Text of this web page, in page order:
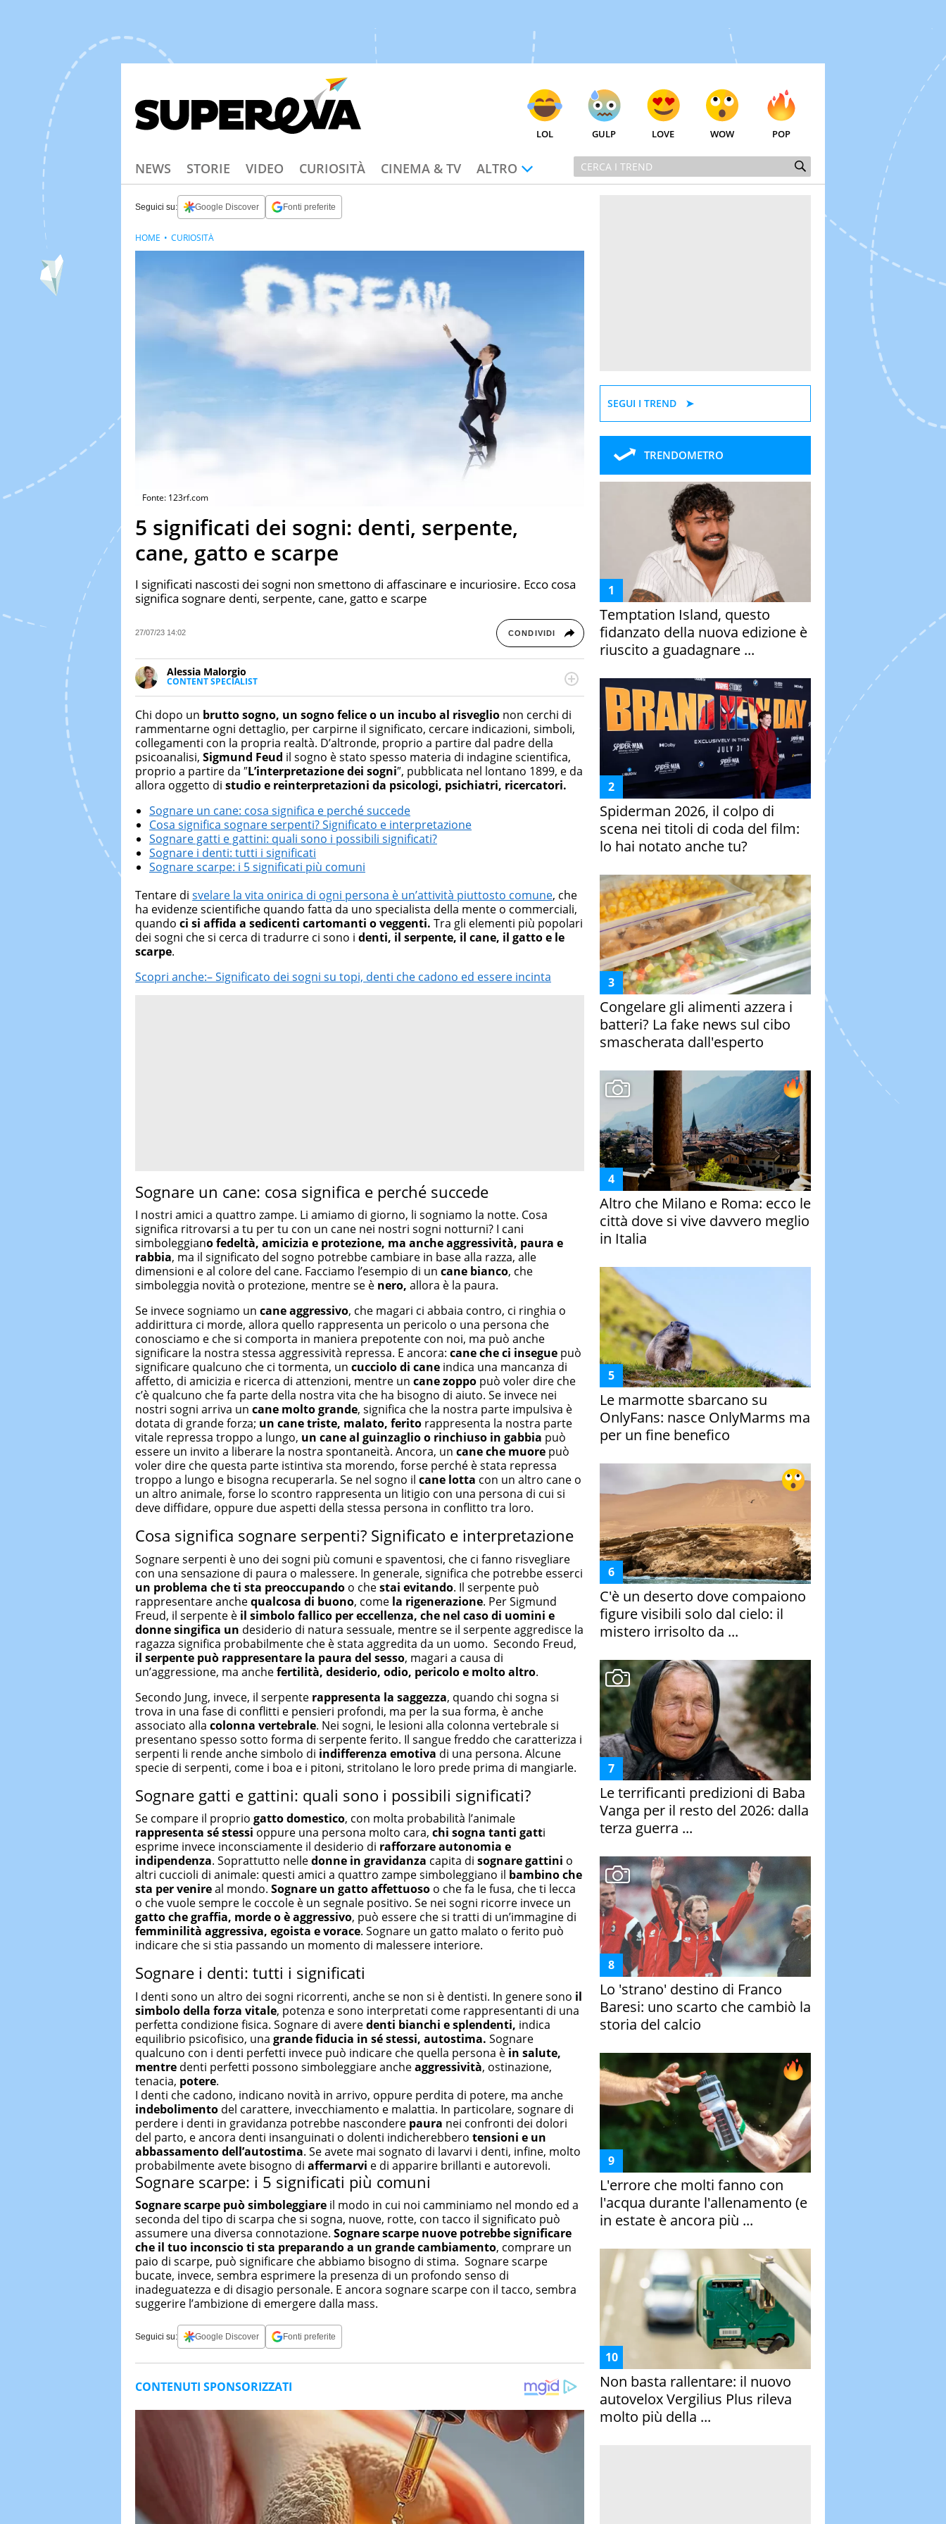
LOL GULP LOVE WOW POP
NEWS STORIE VIDEO CURIOSITÀ CINEMA & TV ALTRO
Seguici su: Google Discover Fonti preferite
Fonte: 123rf.com
5 significati dei sogni: denti, serpente,
cane, gatto e scarpe
I significati nascosti dei sogni non smettono di affascinare e incuriosire. Ecco cosa
significa sognare denti, serpente, cane, gatto e scarpe
27/07/23 14:02 CONDIVIDI
Alessia Malorgio
CONTENT SPECIALIST
Ha conseguito un Master in Marketing Management e Google Digital Training su
di strategie marketing attraverso canali digitali.
HOME CURIOSITÀ
Chi dopo un brutto sogno, un sogno felice o un incubo al risveglio non cerchi di
rammentarne ogni dettaglio, per carpirne il significato, cercare indicazioni, simboli,
collegamenti con la propria realtà. D’altronde, proprio a partire dal padre della
psicoanalisi, Sigmund Feud il sogno è stato spesso materia di indagine scientifica,
proprio a partire da ″L’interpretazione dei sogni″, pubblicata nel lontano 1899, e da
allora oggetto di studio e reinterpretazioni da psicologi, psichiatri, ricercatori.
Sognare un cane: cosa significa e perché succede
Cosa significa sognare serpenti? Significato e interpretazione
Sognare gatti e gattini: quali sono i possibili significati?
Sognare i denti: tutti i significati
Sognare scarpe: i 5 significati più comuni
Tentare di svelare la vita onirica di ogni persona è un’attività piuttosto comune, che
ha evidenze scientifiche quando fatta da uno specialista della mente o commerciali,
quando ci si affida a sedicenti cartomanti o veggenti. Tra gli elementi più popolari
dei sogni che si cerca di tradurre ci sono i denti, il serpente, il cane, il gatto e le
scarpe.
Scopri anche:– Significato dei sogni su topi, denti che cadono ed essere incinta
Sognare un cane: cosa significa e perché succede
I nostri amici a quattro zampe. Li amiamo di giorno, li sogniamo la notte. Cosa
significa ritrovarsi a tu per tu con un cane nei nostri sogni notturni? I cani
simboleggiano fedeltà, amicizia e protezione, ma anche aggressività, paura e
rabbia, ma il significato del sogno potrebbe cambiare in base alla razza, alle
dimensioni e al colore del cane. Facciamo l’esempio di un cane bianco, che
simboleggia novità o protezione, mentre se è nero, allora è la paura.
Se invece sogniamo un cane aggressivo, che magari ci abbaia contro, ci ringhia o
addirittura ci morde, allora quello rappresenta un pericolo o una persona che
conosciamo e che si comporta in maniera prepotente con noi, ma può anche
significare la nostra stessa aggressività repressa. E ancora: cane che ci insegue può
significare qualcuno che ci tormenta, un cucciolo di cane indica una mancanza di
affetto, di amicizia e ricerca di attenzioni, mentre un cane zoppo può voler dire che
c’è qualcuno che fa parte della nostra vita che ha bisogno di aiuto. Se invece nei
nostri sogni arriva un cane molto grande, significa che la nostra parte impulsiva è
dotata di grande forza; un cane triste, malato, ferito rappresenta la nostra parte
vitale repressa troppo a lungo, un cane al guinzaglio o rinchiuso in gabbia può
essere un invito a liberare la nostra spontaneità. Ancora, un cane che muore può
voler dire che questa parte istintiva sta morendo, forse perché è stata repressa
troppo a lungo e bisogna recuperarla. Se nel sogno il cane lotta con un altro cane o
un altro animale, forse lo scontro rappresenta un litigio con una persona di cui si
deve diffidare, oppure due aspetti della stessa persona in conflitto tra loro.
Cosa significa sognare serpenti? Significato e interpretazione
Sognare serpenti è uno dei sogni più comuni e spaventosi, che ci fanno risvegliare
con una sensazione di paura o malessere. In generale, significa che potrebbe esserci
un problema che ti sta preoccupando o chestai evitando. Il serpente può
rappresentare anchequalcosa di buono, come la rigenerazione. Per Sigmund
Freud, il serpente è il simbolo fallico per eccellenza, che nel caso di uomini e
donne singifica un desiderio di natura sessuale, mentre se il serpente aggredisce la
ragazza significa probabilmente che è stata aggredita da un uomo. Secondo Freud,
il serpente può rappresentare la paura del sesso, magari a causa di
un’aggressione, ma anchefertilità, desiderio, odio, pericolo e molto altro.
Secondo Jung, invece, il serpente rappresenta la saggezza, quando chi sogna si
trova in una fase di conflitti e pensieri profondi, ma per la sua forma, è anche
associato alla colonna vertebrale. Nei sogni, le lesioni alla colonna vertebrale si
presentano spesso sotto forma di serpente ferito. Il sangue freddo che caratterizza i
serpenti li rende anche simbolo di indifferenza emotiva di una persona. Alcune
specie di serpenti, come i boa e i pitoni, stritolano le loro prede prima di mangiarle.
Sognare gatti e gattini: quali sono i possibili significati?
Se compare il proprio gatto domestico, con molta probabilità l’animale
rappresenta sé stessi oppure una persona molto cara, chi sogna tanti gatti
esprime invece inconsciamente il desiderio di rafforzare autonomia e
indipendenza. Soprattutto nelledonne in gravidanza capita di sognare gattini o
altri cuccioli di animale: questi amici a quattro zampe simboleggiano il bambino che
sta per venireal mondo. Sognare un gatto affettuoso o che fa le fusa, che ti lecca
o che vuole sempre le coccole è un segnale positivo. Se nei sogni ricorre invece un
gatto che graffia, morde o è aggressivo, può essere che si tratti di un’immagine di
femminilità aggressiva, egoista e vorace. Sognare un gatto malato o ferito può
indicare che si stia passando un momento di malessere interiore.
Sognare i denti: tutti i significati
I denti sono un altro dei sogni ricorrenti, anche se non si è dentisti. In genere sono il
simbolo della forza vitale, potenza e sono interpretati come rappresentanti di una
perfetta condizione fisica. Sognare di averedenti bianchi e splendenti, indica
equilibrio psicofisico, una grande fiducia in sé stessi, autostima. Sognare
qualcuno con i denti perfetti invece può indicare che quella persona è in salute,
mentre denti perfetti possono simboleggiare ancheaggressività, ostinazione,
tenacia, potere.
I denti che cadono, indicano novità in arrivo, oppure perdita di potere, ma anche
indebolimento del carattere, invecchiamento e malattia. In particolare, sognare di
perdere i denti in gravidanza potrebbe nascondere paura nei confronti dei dolori
del parto, e ancora denti insanguinati o dolenti indicherebbero tensioni e un
abbassamento dell’autostima. Se avete mai sognato di lavarvi i denti, infine, molto
probabilmente avete bisogno di affermarvi e di apparire brillanti e autorevoli.
Sognare scarpe: i 5 significati più comuni
Sognare scarpe può simboleggiare il modo in cui noi camminiamo nel mondo ed a
seconda del tipo di scarpa che si sogna, nuove, rotte, con tacco il significato può
assumere una diversa connotazione. Sognare scarpe nuove potrebbe significare
che il tuo inconscio ti sta preparando a un grande cambiamento, comprare un
paio di scarpe, può significare che abbiamo bisogno di stima. Sognare scarpe
bucate, invece, sembra esprimere la presenza di un profondo senso di
inadeguatezza e di disagio personale. E ancora sognare scarpe con il tacco, sembra
suggerire l’ambizione di emergere dalla mass.
Seguici su: Google Discover Fonti preferite
SEGUI I TREND
TRENDOMETRO
Temptation Island, questo
fidanzato della nuova edizione è
riuscito a guadagnare ...
Spiderman 2026, il colpo di
scena nei titoli di coda del film:
lo hai notato anche tu?
Congelare gli alimenti azzera i
batteri? La fake news sul cibo
smascherata dall'esperto
Altro che Milano e Roma: ecco le
città dove si vive davvero meglio
in Italia
Le marmotte sbarcano su
OnlyFans: nasce OnlyMarms ma
per un fine benefico
C'è un deserto dove compaiono
figure visibili solo dal cielo: il
mistero irrisolto da ...
Le terrificanti predizioni di Baba
Vanga per il resto del 2026: dalla
terza guerra ...
Lo 'strano' destino di Franco
Baresi: uno scarto che cambiò la
storia del calcio
L'errore che molti fanno con
l'acqua durante l'allenamento (e
in estate è ancora più ...
Non basta rallentare: il nuovo
autovelox Vergilius Plus rileva
molto più della ...